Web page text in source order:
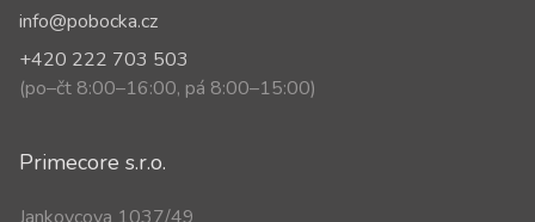
info@pobocka.cz
+420 222 703 503
(po–čt 8:00–16:00, pá 8:00–15:00)
Primecore s.r.o.